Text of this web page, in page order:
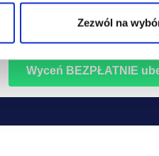
Zezwól na
przetwarzania Twoich danych zostały